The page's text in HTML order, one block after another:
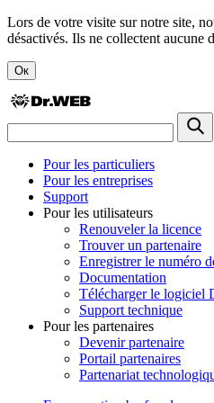
Lors de votre visite sur notre site,
désactivés. Ils ne collectent aucune
Ок
Pour les particuliers
Pour les entreprises
Support
Pour les utilisateurs
Renouveler la licence
Trouver un partenaire
Enregistrer le numéro
Documentation
Télécharger le logiciel
Support technique
Pour les partenaires
Devenir partenaire
Portail partenaires
Partenariat